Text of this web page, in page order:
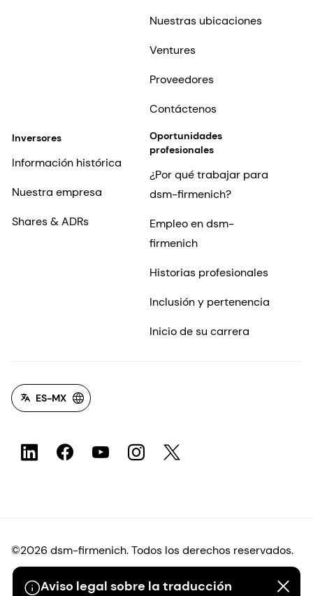
Aviso legal sobre la traducción
Nuestras ubicaciones
Ventures
Proveedores
Contáctenos
Inversores
Información histórica
Nuestra empresa
Shares & ADRs
Oportunidades
profesionales
¿Por qué trabajar para
dsm-firmenich?
Empleo en dsm-
firmenich
Historias profesionales
Inclusión y pertenencia
Inicio de su carrera
ES-MX
©2026 dsm-firmenich. Todos los derechos reservados.
Protección de datos